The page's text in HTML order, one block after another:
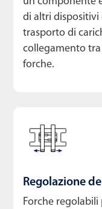
di altri dispositivi
trasporto di
collegamento
forche.
Regolazione
Forche